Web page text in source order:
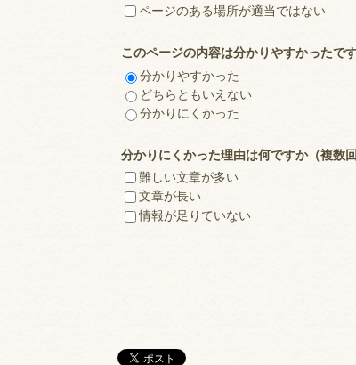
ページのある場所が適当ではない
このページの内容は分かりやすかったで
分かりやすかった
どちらともいえない
分かりにくかった
分かりにくかった理由は何ですか（複数回
難しい文章が多い
文章が長い
情報が足りていない